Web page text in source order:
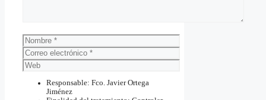
Nombre
Correo
electrónico
Web
Responsable: Fco. Javier Ortega
Jiménez